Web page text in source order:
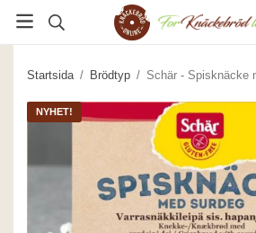
Startsida / Brödtyp / Schär - Spisknäcke
NYHET!